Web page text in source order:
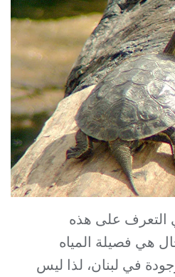
على هذه
هي فصيلة المياه
في لبنان، لذا ليس